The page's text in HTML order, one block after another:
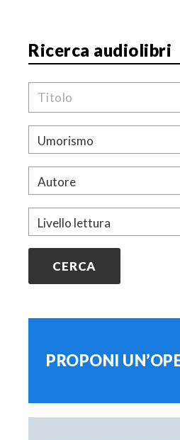
Ricerca audiolibri
PROPONI